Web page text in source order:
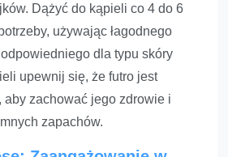
Dążyć do kąpieli co 4 do 6
używając łagodnego
dla typu skóry
upewnij się, że futro jest
aby zachować jego zdrowie i
zapachów.